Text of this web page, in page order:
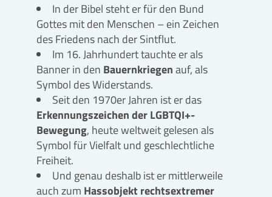
In der Bibel steht er für den Bund
Gottes mit den Menschen – ein Zeichen
des Friedens nach der Sintflut.
Im 16. Jahrhundert tauchte er als
Banner in den Bauernkriegenauf, als
Symbol des Widerstands.
Seit den 1970er Jahren ist er das
Erkennungszeichen der LGBTQI+-
Bewegung, heute weltweit gelesen als
Symbol für Vielfalt und geschlechtliche
Freiheit.
Und genau deshalb ist er mittlerweile
auch zum Hassobjekt rechtsextremer